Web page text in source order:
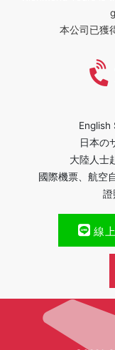
本公司已獲
日本の
大陸人士
國際機票、航空
線